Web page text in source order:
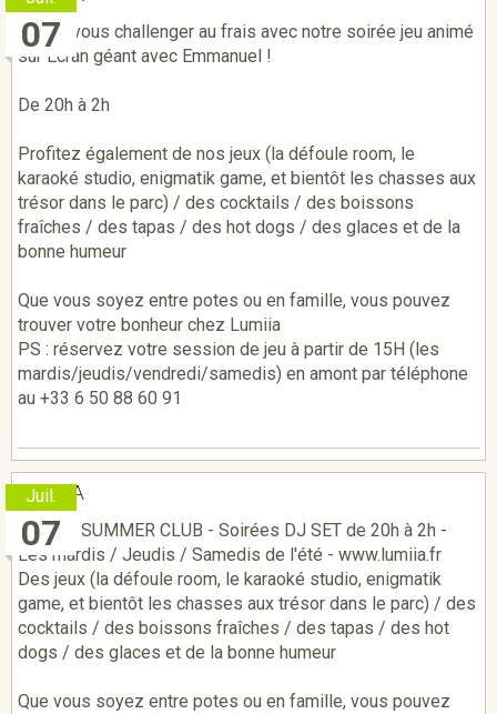
07
Venez vous challenger au frais avec notre soirée jeu animé
sur Ecran géant avec Emmanuel !
De 20h à 2h
Profitez également de nos jeux (la défoule room, le
karaoké studio, enigmatik game, et bientôt les chasses aux
trésor dans le parc) / des cocktails / des boissons
fraîches / des tapas / des hot dogs / des glaces et de la
bonne humeur
Que vous soyez entre potes ou en famille, vous pouvez
trouver votre bonheur chez Lumiia
PS : réservez votre session de jeu à partir de 15H (les
mardis/jeudis/vendredi/samedis) en amont par téléphone
au +33 6 50 88 60 91
07
Juil.
LUMIIA
LUMIIA SUMMER CLUB - Soirées DJ SET de 20h à 2h -
Les mardis / Jeudis / Samedis de l'été - www.lumiia.fr
Des jeux (la défoule room, le karaoké studio, enigmatik
game, et bientôt les chasses aux trésor dans le parc) / des
cocktails / des boissons fraîches / des tapas / des hot
dogs / des glaces et de la bonne humeur
Que vous soyez entre potes ou en famille, vous pouvez